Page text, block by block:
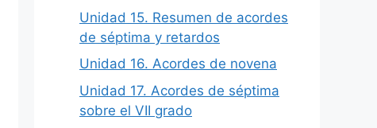
Unidad 15. Resumen de acordes
de séptima y retardos
Unidad 16. Acordes de novena
Unidad 17. Acordes de séptima
sobre el VII grado